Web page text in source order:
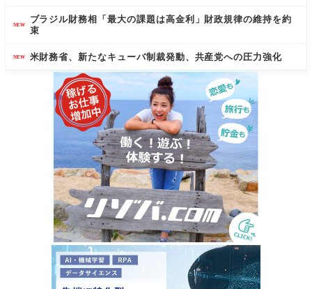
NEW
ブラジル財務相「最大の課題は高金利」財政規律の維持を約
束
NEW 米財務省、新たなキューバ制裁発動、共産党への圧力強化